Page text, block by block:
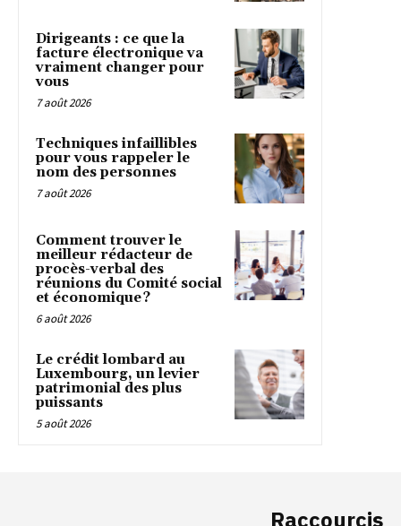
Dirigeants : ce que la
facture électronique va
vraiment changer pour
vous
7 août 2026
Techniques infaillibles
pour vous rappeler le
nom des personnes
7 août 2026
Comment trouver le
meilleur rédacteur de
procès-verbal des
réunions du Comité social
et économique ?
6 août 2026
Le crédit lombard au
Luxembourg, un levier
patrimonial des plus
puissants
5 août 2026